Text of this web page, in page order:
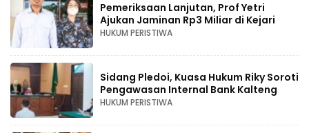
Pemeriksaan Lanjutan, Prof Yetri
Ajukan Jaminan Rp3 Miliar di Kejari
HUKUM PERISTIWA
Sidang Pledoi, Kuasa Hukum Riky Soroti
Pengawasan Internal Bank Kalteng
HUKUM PERISTIWA